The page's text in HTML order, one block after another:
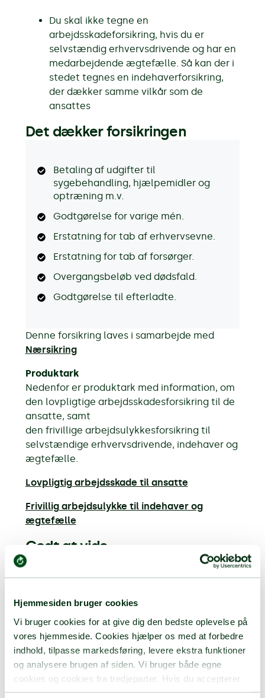
Hjemmesiden bruger cookies
Vi bruger cookies for at give dig den bedste oplevelse på
vores hjemmeside. Cookies hjælper os med at forbedre
indhold, tilpasse markedsføring, levere ekstra funktioner
og analysere brugen af siden. Vi bruger både egne
cookies og cookies fra tredjeparter. Hvis du accepterer
alle cookies, giver du samtykke til, at vi indsamler og
Du skal ikke tegne en
arbejdsskadeforsikring, hvis du er
selvstændig erhvervsdrivende og har en
medarbejdende ægtefælle. Så kan der i
stedet tegnes en indehaverforsikring,
der dækker samme vilkår som de
ansattes
Det dækker forsikringen
Betaling af udgifter til
sygebehandling, hjælpemidler og
optræning m.v.
Godtgørelse for varige mén.
Erstatning for tab af erhvervsevne.
Erstatning for tab af forsørger.
Overgangsbeløb ved dødsfald.
Godtgørelse til efterladte.
Denne forsikring laves i samarbejde med
Nærsikring
Produktark
Nedenfor er produktark med information, om
den lovpligtige arbejdsskadesforsikring til de
ansatte, samt
den frivillige arbejdsulykkesforsikring til
selvstændige erhvervsdrivende, indehaver og
ægtefælle.
Lovpligtig arbejdsskade til ansatte
Frivillig arbejdsulykke til indehaver og
ægtefælle
Godt at vide
I/S og K/S
Privat husholdning eller få årlige
arbejdstimer